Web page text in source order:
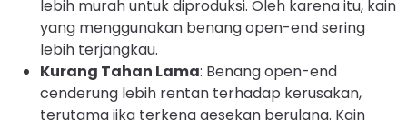
lebih murah untuk diproduksi. Oleh karena itu, kain
yang menggunakan benang open-end sering
lebih terjangkau.
Kurang Tahan Lama: Benang open-end
cenderung lebih rentan terhadap kerusakan,
terutama jika terkena gesekan berulang. Kain